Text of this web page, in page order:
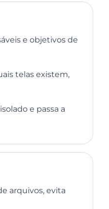
e objetivos de
telas existem,
e passa a
arquivos, evita